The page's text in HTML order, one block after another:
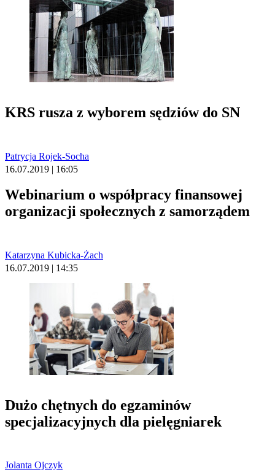
KRS rusza z wyborem sędziów do SN
Patrycja Rojek-Socha
16.07.2019 | 16:05
Webinarium o współpracy finansowej
organizacji społecznych z samorządem
Katarzyna Kubicka-Żach
16.07.2019 | 14:35
Dużo chętnych do egzaminów
specjalizacyjnych dla pielęgniarek
Jolanta Ojczyk